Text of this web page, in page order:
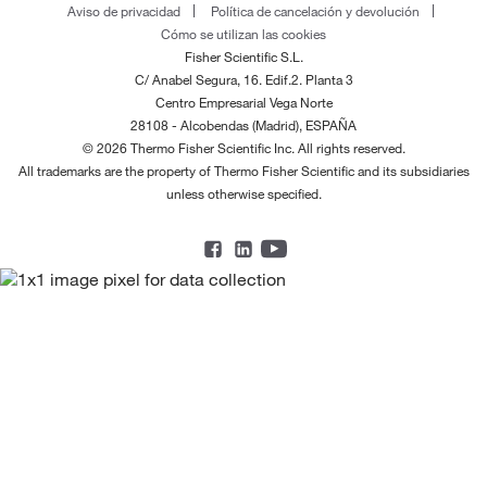
Aviso de privacidad
Política de cancelación y devolución
Cómo se utilizan las cookies
Fisher Scientific S.L.
C/ Anabel Segura, 16. Edif.2. Planta 3
Centro Empresarial Vega Norte
28108 - Alcobendas (Madrid), ESPAÑA
© 2026 Thermo Fisher Scientific Inc. All rights reserved.
All trademarks are the property of Thermo Fisher Scientific and its subsidiaries
unless otherwise specified.